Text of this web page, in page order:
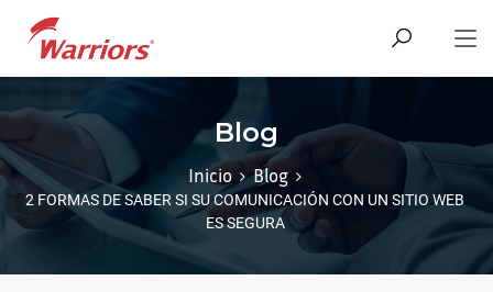
Blog
Inicio Blog
2 FORMAS DE SABER SI SU COMUNICACIÓN CON UN SITIO WEB
ES SEGURA